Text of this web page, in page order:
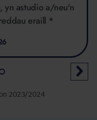
yn astudio a/neu'n
eraill *
2023/2024